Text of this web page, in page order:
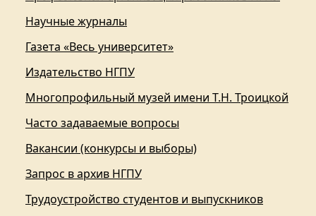
Научные журналы
Газета «Весь университет»
Издательство НГПУ
Многопрофильный музей имени Т.Н. Троицкой
Часто задаваемые вопросы
Вакансии (конкурсы и выборы)
Запрос в архив НГПУ
Трудоустройство студентов и выпускников